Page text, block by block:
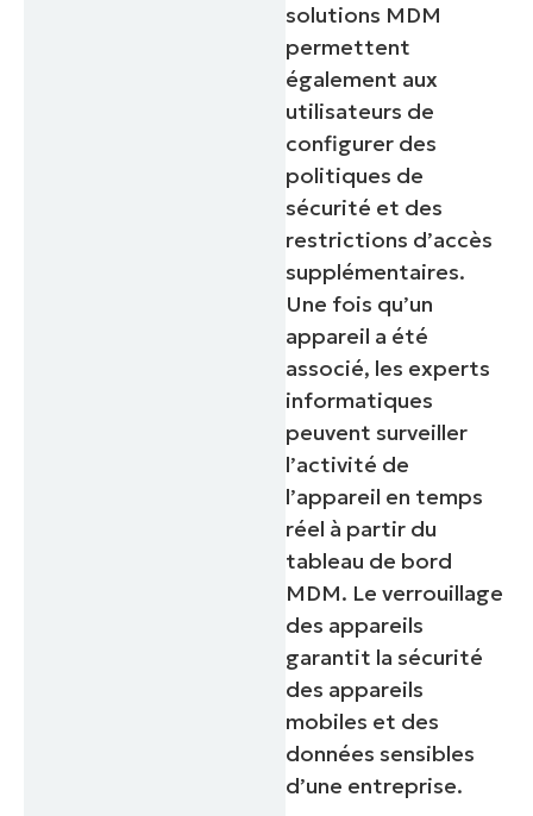
solutions MDM
permettent
également aux
utilisateurs de
configurer des
politiques de
sécurité et des
restrictions d’accès
supplémentaires.
Une fois qu’un
appareil a été
associé, les experts
informatiques
peuvent surveiller
l’activité de
l’appareil en temps
réel à partir du
tableau de bord
MDM. Le verrouillage
des appareils
garantit la sécurité
des appareils
mobiles et des
données sensibles
d’une entreprise.
Commencez votre essai de 14 jours
Pas de carte de crédit requise, accès complet à
toutes les fonctionnalités.